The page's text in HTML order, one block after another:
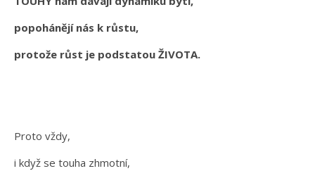
popohánějí nás k růstu,
protože růst je podstatou ŽIVOTA.
Proto vždy,
i když se touha zhmotní,